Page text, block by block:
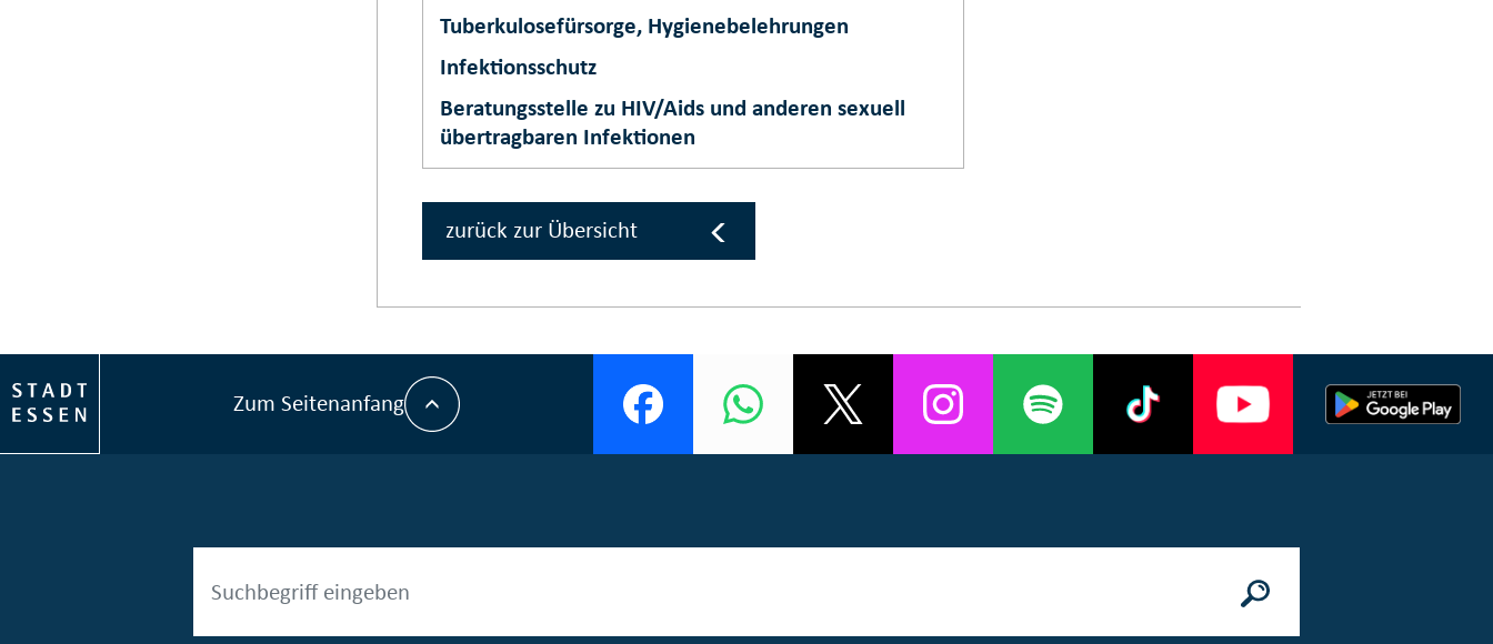
Tuberkulosefürsorge, Hygienebelehrungen
Infektionsschutz
Beratungsstelle zu HIV/Aids und anderen sexuell
übertragbaren Infektionen
zurück zur Übersicht
Zum Seitenanfang